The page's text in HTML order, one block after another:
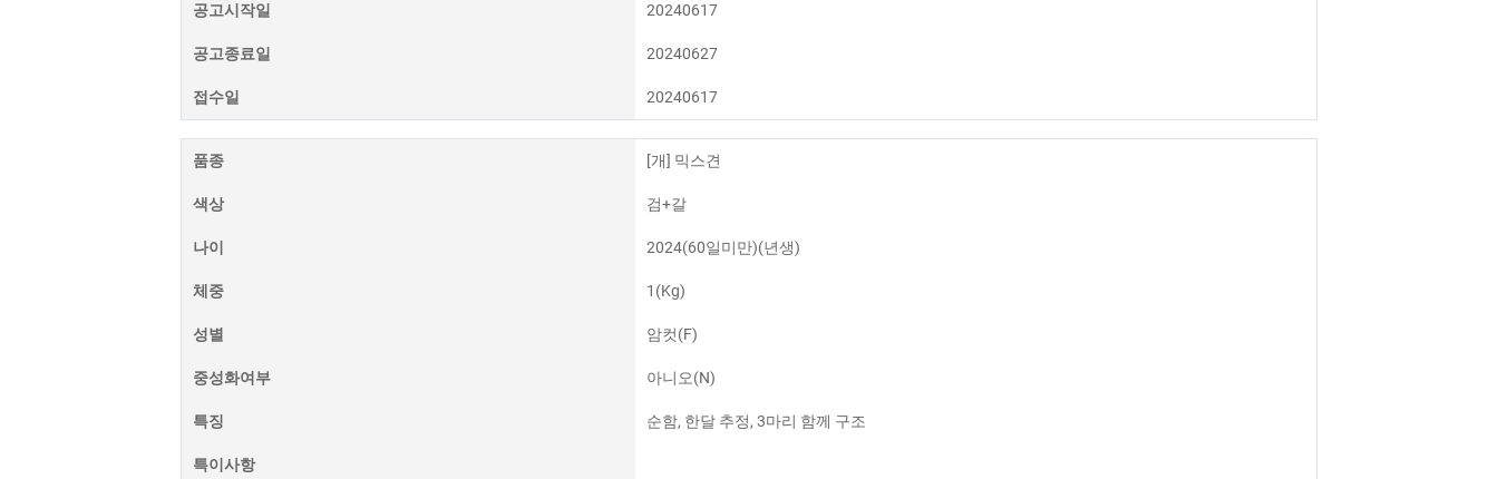
공고시작일 20240617
공고종료일 20240627
접수일 20240617
품종 [개] 믹스견
색상 검+갈
나이 2024(60일미만)(년생)
체중 1(Kg)
성별 암컷(F)
중성화여부 아니오(N)
특징 순함, 한달 추정, 3마리 함께 구조
특이사항